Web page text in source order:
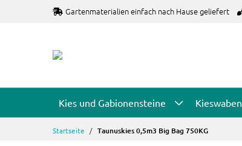
Gartenmaterialien einfach nach Hause geliefert
Kies und Gabionensteine Kieswaben
Startseite Taunuskies 0,5m3 Big Bag 750KG